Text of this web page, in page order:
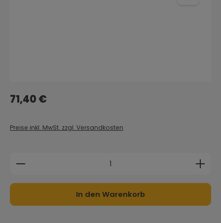
Regulärer Preis:
71,40 €
Preise inkl. MwSt. zzgl. Versandkosten
Produkt Anzahl: Gib den gewünschten Wert
In den Warenkorb